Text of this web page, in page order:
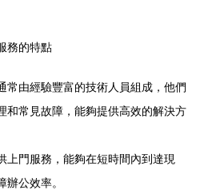
務的特點
常由經驗豐富的技術人員組成，他們
和常見故障，能夠提供高效的解決方
上門服務，能夠在短時間內到達現
公效率。